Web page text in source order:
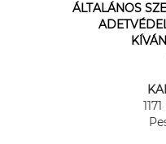
ÁLTALÁNOS